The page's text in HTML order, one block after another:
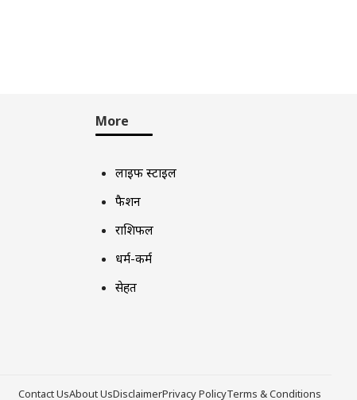
More
लाइफ स्टाइल
फैशन
राशिफल
धर्म-कर्म
सेहत
Contact UsAbout UsDisclaimerPrivacy PolicyTerms & Conditions